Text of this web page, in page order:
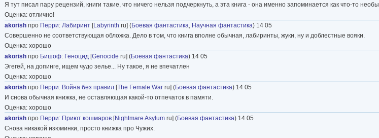
Я тут писал пару рецензий, книги такие, что ничего нельзя подчеркнуть, а эта книга - она именно запоминается как что-то
Оценка: отлично!
akorish про Перри: Лабиринт [Labyrinth ru] (Боевая фантастика, Научная фантастика) 14 05
Совершенно не соответствующая обложка. Дело в том, что книга вполне обычная, лабиринты, жуки, ну и доблестные вояки.
Оценка: хорошо
akorish про Бишоф: Геноцид [Genocide ru] (Боевая фантастика) 14 05
Эгегей, на допинге, ищем чудо зелье... Ну такое, я не впечатлен
Оценка: хорошо
akorish про Перри: Война без правил [The Female War ru] (Боевая фантастика) 14 05
И снова обычная книжка, не оставляющая какой-то отпечаток в памяти.
Оценка: хорошо
akorish про Перри: Приют кошмаров [Nightmare Asylum ru] (Боевая фантастика) 14 05
Снова никакой изюминки, просто книжка про Чужих.